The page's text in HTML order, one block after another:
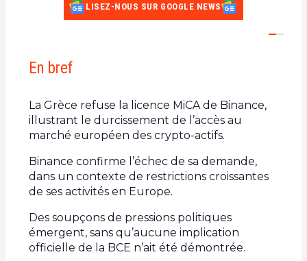
LISEZ-NOUS SUR GOOGLE NEWS
En bref
La Grèce refuse la licence MiCA de Binance,
illustrant le durcissement de l’accès au
marché européen des crypto-actifs.
Binance confirme l’échec de sa demande,
dans un contexte de restrictions croissantes
de ses activités en Europe.
Des soupçons de pressions politiques
émergent, sans qu’aucune implication
officielle de la BCE n’ait été démontrée.